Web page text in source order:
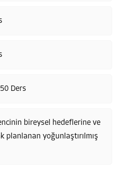
50 Ders
bireysel hedeflerine ve
planlanan yoğunlaştırılmış